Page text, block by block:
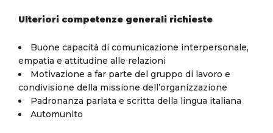
Ulteriori competenze generali richieste
Buone capacità di comunicazione interpersonale,
empatia e attitudine alle relazioni
Motivazione a far parte del gruppo di lavoro e
condivisione della missione dell’organizzazione
Padronanza parlata e scritta della lingua italiana
Automunito